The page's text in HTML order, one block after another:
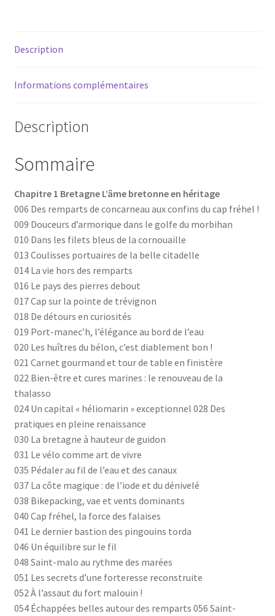
et-
Thonon-
Description
Informations complémentaires
Description
Sommaire
Chapitre 1 Bretagne L’âme bretonne en héritage
006 Des remparts de concarneau aux confins du cap fréhel !
009 Douceurs d’armorique dans le golfe du morbihan
010 Dans les filets bleus de la cornouaille
013 Coulisses portuaires de la belle citadelle
014 La vie hors des remparts
016 Le pays des pierres debout
017 Cap sur la pointe de trévignon
018 De détours en curiosités
019 Port-manec’h, l’élégance au bord de l’eau
020 Les huîtres du bélon, c’est diablement bon !
021 Carnet gourmand et tour de table en finistère
022 Bien-être et cures marines : le renouveau de la
thalasso
024 Un capital « héliomarin » exceptionnel 028 Des
pratiques en pleine renaissance
030 La bretagne à hauteur de guidon
031 Le vélo comme art de vivre
035 Pédaler au fil de l’eau et des canaux
037 La côte magique : de l’iode et du dénivelé
038 Bikepacking, vae et vents dominants
040 Cap fréhel, la force des falaises
041 Le dernier bastion des pingouins torda
046 Un équilibre sur le fil
048 Saint-malo au rythme des marées
051 Les secrets d’une forteresse reconstruite
052 À l’assaut du fort malouin !
054 Échappées belles autour des remparts 056 Saint-